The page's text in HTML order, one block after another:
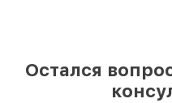
Остался